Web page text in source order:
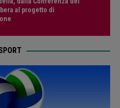
al progetto di